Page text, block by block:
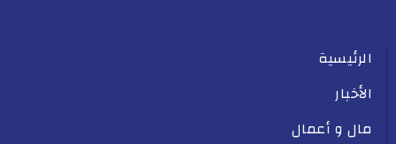
الرئيسية
الأخبار
مال و أعمال